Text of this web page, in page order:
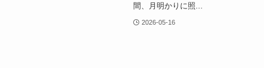
間、月明かりに照...
2026-05-16